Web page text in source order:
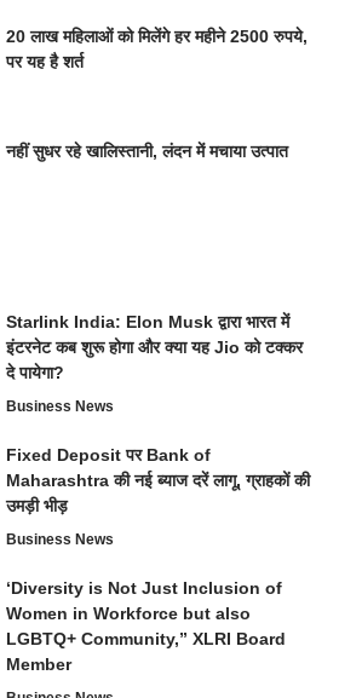
20 लाख महिलाओं को मिलेंगे हर महीने 2500 रुपये,
पर यह है शर्त
नहीं सुधर रहे खालिस्तानी, लंदन में मचाया उत्पात
Starlink India: Elon Musk द्वारा भारत में
इंटरनेट कब शुरू होगा और क्या यह Jio को टक्कर
दे पायेगा?
Business News
Fixed Deposit पर Bank of
Maharashtra की नई ब्याज दरें लागू, ग्राहकों की
उमड़ी भीड़
Business News
‘Diversity is Not Just Inclusion of
Women in Workforce but also
LGBTQ+ Community,” XLRI Board
Member